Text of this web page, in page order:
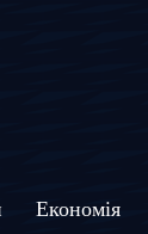
Економія